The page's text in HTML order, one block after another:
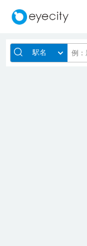
駅名